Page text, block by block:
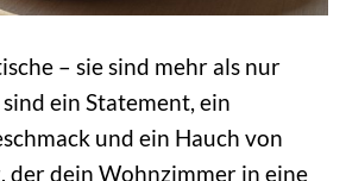
– sie sind mehr als nur
ein Statement, ein
und ein Hauch von
der dein Wohnzimmer in eine